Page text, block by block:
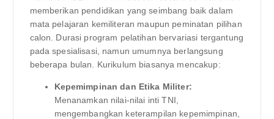
memberikan pendidikan yang seimbang baik dalam
mata pelajaran kemiliteran maupun peminatan pilihan
calon. Durasi program pelatihan bervariasi tergantung
pada spesialisasi, namun umumnya berlangsung
beberapa bulan. Kurikulum biasanya mencakup:
Kepemimpinan dan Etika Militer:
Menanamkan nilai-nilai inti TNI,
mengembangkan keterampilan kepemimpinan,